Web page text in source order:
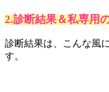
2.診断結果＆私専用
診断結果は、こんな風
す。